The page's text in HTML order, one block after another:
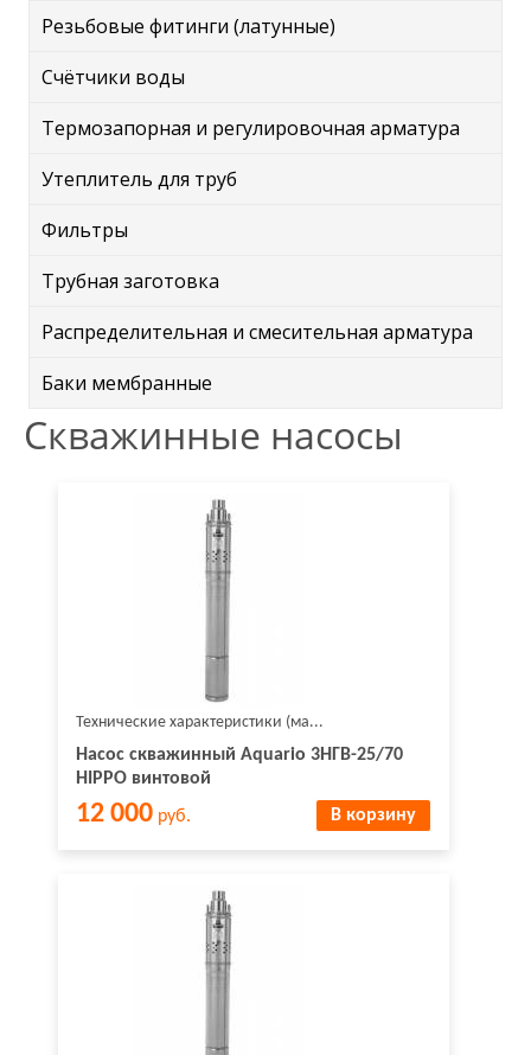
Резьбовые фитинги (латунные)
Счётчики воды
Термозапорная и регулировочная арматура
Утеплитель для труб
Фильтры
Трубная заготовка
Распределительная и смесительная арматура
Баки мембранные
Скважинные насосы
Технические характеристики (ма...
Насос скважинный Aquario 3НГВ-25/70
HIPPO винтовой
12 000 руб. В корзину